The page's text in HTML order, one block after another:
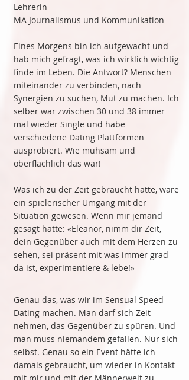
Lehrerin
MA Journalismus und Kommunikation
Eines Morgens bin ich aufgewacht und
hab mich gefragt, was ich wirklich wichtig
finde im Leben. Die Antwort? Menschen
miteinander zu verbinden, nach
Synergien zu suchen, Mut zu machen. Ich
selber war zwischen 30 und 38 immer
mal wieder Single und habe
verschiedene Dating Plattformen
ausprobiert. Wie mühsam und
oberflächlich das war!
Was ich zu der Zeit gebraucht hätte, wäre
ein spielerischer Umgang mit der
Situation gewesen. Wenn mir jemand
gesagt hätte: «Eleanor, nimm dir Zeit,
dein Gegenüber auch mit dem Herzen zu
sehen, sei präsent mit was immer grad
da ist, experimentiere & lebe!»
Genau das, was wir im Sensual Speed
Dating machen. Man darf sich Zeit
nehmen, das Gegenüber zu spüren. Und
man muss niemandem gefallen. Nur sich
selbst. Genau so ein Event hätte ich
damals gebraucht, um wieder in Kontakt